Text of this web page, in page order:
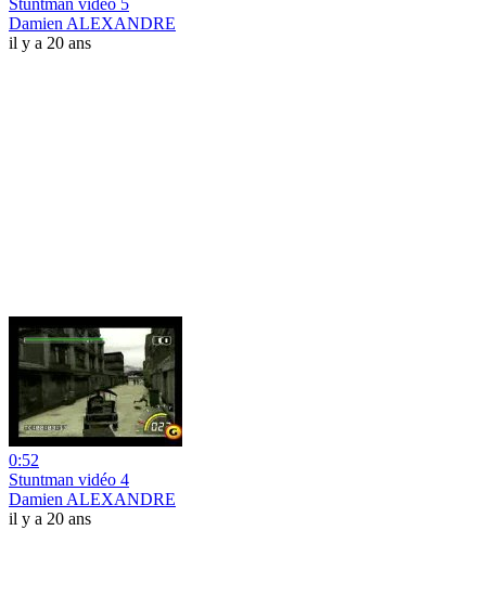
Stuntman vidéo 5
Damien ALEXANDRE
il y a 20 ans
0:52
Stuntman vidéo 4
Damien ALEXANDRE
il y a 20 ans